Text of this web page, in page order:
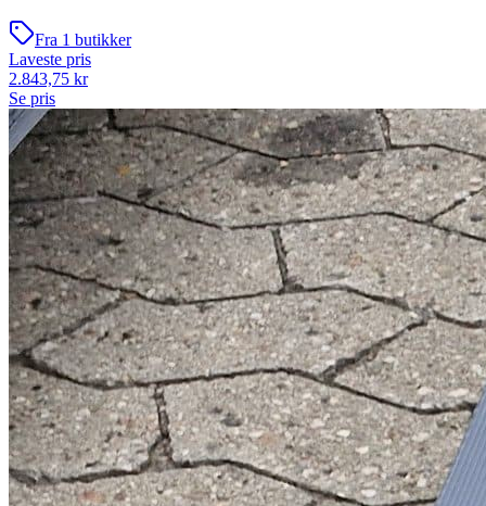
Fra 1 butikker
Laveste pris
2.843,75 kr
Se pris